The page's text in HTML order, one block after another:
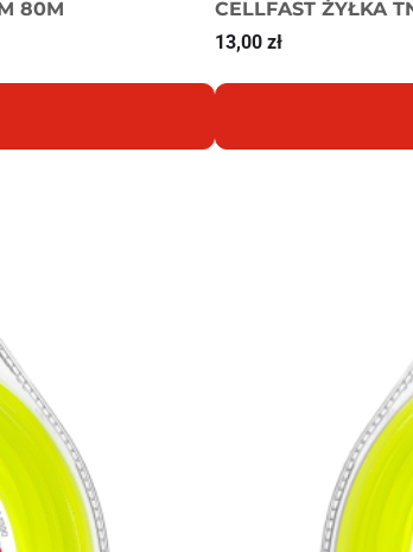
80M
CELLFAST ŻYŁKA
13,00 zł